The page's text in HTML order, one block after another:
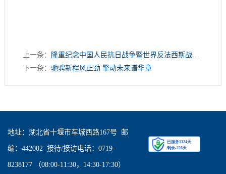
上一条：
隆重纪念中国人民抗日战争暨世界反法西斯战争胜利80周年
下一条： 驰骋新程风正劲 擎动未来谱华章
地址：湖北省十堰市车城西路167号 邮
编：442002 接待/接访电话：0719-
8238177 （08:00-11:30，14:30-17:30）